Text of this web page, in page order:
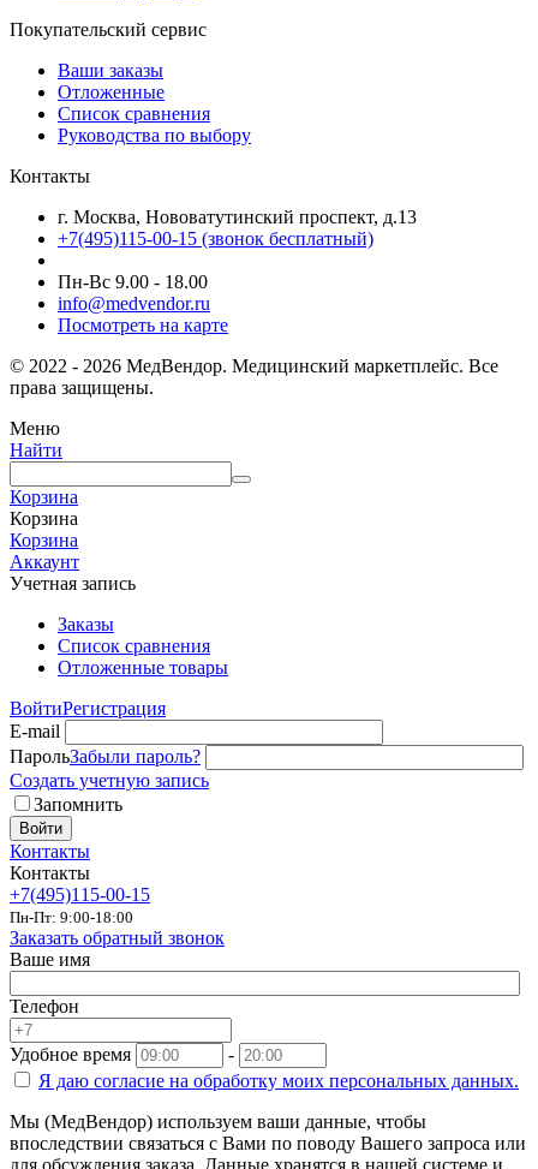
Покупательский сервис
Ваши заказы
Отложенные
Список сравнения
Руководства по выбору
Контакты
г. Москва, Нововатутинский проспект, д.13
+7(495)115-00-15 (звонок бесплатный)
Пн-Вс 9.00 - 18.00
info@medvendor.ru
Посмотреть на карте
© 2022 - 2026 МедВендор. Медицинский маркетплейс. Все
права защищены.
Меню
Найти
Корзина
Корзина
Корзина
Аккаунт
Учетная запись
Заказы
Список сравнения
Отложенные товары
ВойтиРегистрация
E-mail
ПарольЗабыли пароль?
Создать учетную запись
Запомнить
Войти
Контакты
Контакты
+7(495)115-00-15
Пн-Пт: 9:00-18:00
Заказать обратный звонок
Ваше имя
Телефон
Удобное время
-
Я даю согласие на обработку моих персональных данных.
Мы (МедВендор) используем ваши данные, чтобы
впоследствии связаться с Вами по поводу Вашего запроса или
для обсуждения заказа. Данные хранятся в нашей системе и